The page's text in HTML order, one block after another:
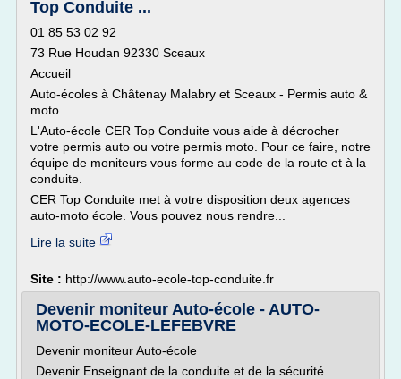
Top Conduite ...
01 85 53 02 92
73 Rue Houdan 92330 Sceaux
Accueil
Auto-écoles à Châtenay Malabry et Sceaux - Permis auto &
moto
L'Auto-école CER Top Conduite vous aide à décrocher
votre permis auto ou votre permis moto. Pour ce faire, notre
équipe de moniteurs vous forme au code de la route et à la
conduite.
CER Top Conduite met à votre disposition deux agences
auto-moto école. Vous pouvez nous rendre...
Lire la suite
Site : http://www.auto-ecole-top-conduite.fr
Devenir moniteur Auto-école - AUTO-
MOTO-ECOLE-LEFEBVRE
Devenir moniteur Auto-école
Devenir Enseignant de la conduite et de la sécurité